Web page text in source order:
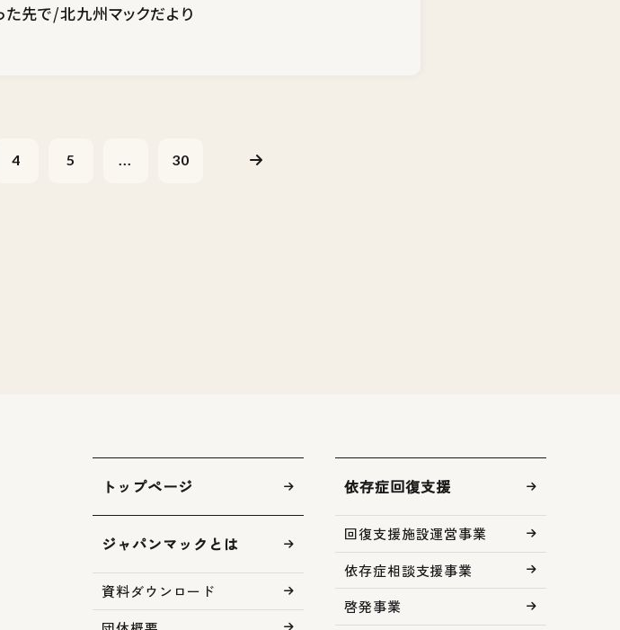
先で/北九州マックだより
4 5 ... 30
トップページ
ジャパンマックとは
資料ダウンロード
依存症回復支援
回復支援施設運営事業
依存症相談支援事業
啓発事業